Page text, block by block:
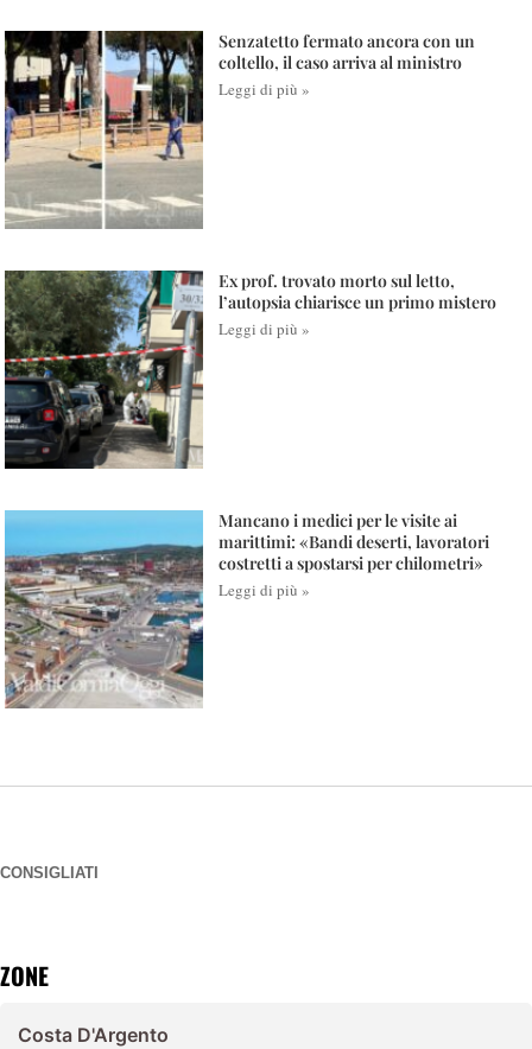
Senzatetto fermato ancora con un
coltello, il caso arriva al ministro
Leggi di più »
Ex prof. trovato morto sul letto,
l’autopsia chiarisce un primo mistero
Leggi di più »
Mancano i medici per le visite ai
marittimi: «Bandi deserti, lavoratori
costretti a spostarsi per chilometri»
Leggi di più »
CONSIGLIATI
ZONE
Costa D'Argento